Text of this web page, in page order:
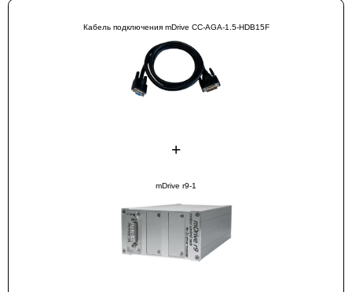
Кабель подключения mDrive CC-AGA-1.5-HDB15F
+
mDrive r9-1